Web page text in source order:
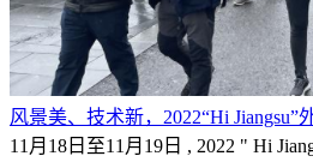
风景美、技术新，2022“Hi Jiangsu”
11月18日至11月19日 , 2022 " Hi